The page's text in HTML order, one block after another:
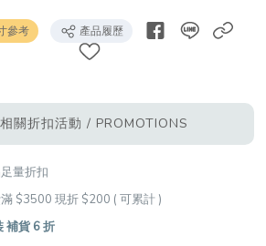
參考 產品履歷
相關折扣活動 / PROMOTIONS
量折扣
$3500 現折 $200 ( 可累計 )
補貨 6 折